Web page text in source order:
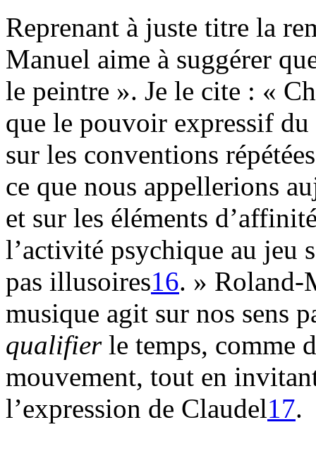
Reprenant à juste titre la
Manuel aime à suggérer
le peintre ». Je le cite : «
que le pouvoir expressif
sur les conventions
ce que nous appellerions
et sur les éléments
l’activité psychique au jeu
pas illusoires16. » Roland-
musique agit sur nos sens
qualifierle temps, comme
mouvement, tout en
l’expression de Claudel17.